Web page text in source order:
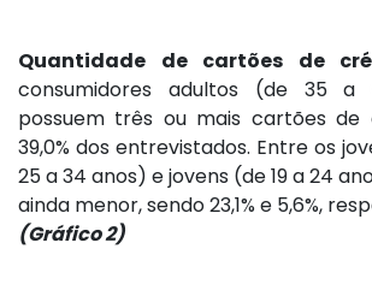
Quantidade de cartões de
consumidores adultos (de 35
possuem três ou mais cartões de
39,0% dos entrevistados. Entre os
25 a 34 anos) e jovens (de 19 a 24
ainda menor, sendo 23,1% e 5,6%,
(Gráfico 2)